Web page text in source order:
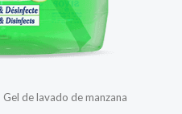
de lavado de manzana